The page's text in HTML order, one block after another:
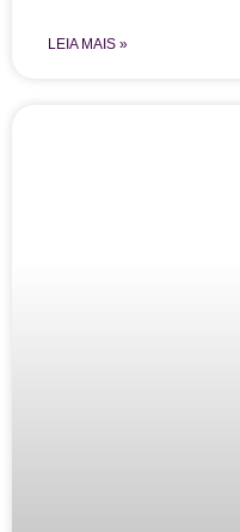
LEIA MAIS »